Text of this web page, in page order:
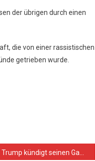
der übrigen durch einen
die von einer rassistischen
getrieben wurde.